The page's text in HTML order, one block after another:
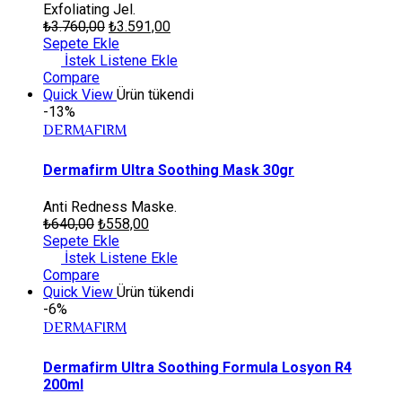
Exfoliating Jel.
₺3.760,00 ₺3.591,00
Sepete Ekle
İstek Listene Ekle
Compare
Quick View Ürün tükendi
-13%
DERMAFIRM
Dermafirm Ultra Soothing Mask 30gr
Anti Redness Maske.
₺640,00 ₺558,00
Sepete Ekle
İstek Listene Ekle
Compare
Quick View Ürün tükendi
-6%
DERMAFIRM
Dermafirm Ultra Soothing Formula Losyon R4
200ml